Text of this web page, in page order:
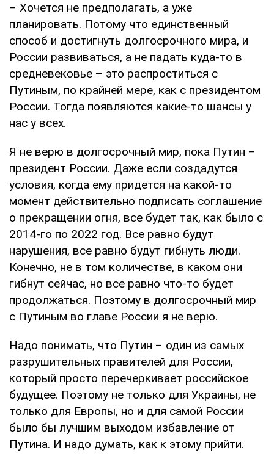
– Хочется не предполагать, а уже
планировать. Потому что единственный
способ и достигнуть долгосрочного мира, и
России развиваться, а не падать куда-то в
средневековье – это распроститься с
Путиным, по крайней мере, как с президентом
России. Тогда появляются какие-то шансы у
нас у всех.
Я не верю в долгосрочный мир, пока Путин –
президент России. Даже если создадутся
условия, когда ему придется на какой-то
момент действительно подписать соглашение
о прекращении огня, все будет так, как было с
2014-го по 2022 год. Все равно будут
нарушения, все равно будут гибнуть люди.
Конечно, не в том количестве, в каком они
гибнут сейчас, но все равно что-то будет
продолжаться. Поэтому в долгосрочный мир
с Путиным во главе России я не верю.
Надо понимать, что Путин – один из самых
разрушительных правителей для России,
который просто перечеркивает российское
будущее. Поэтому не только для Украины, не
только для Европы, но и для самой России
было бы лучшим выходом избавление от
Путина. И надо думать, как к этому прийти.